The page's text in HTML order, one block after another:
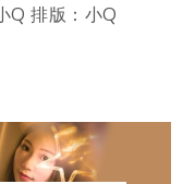
Q 排版：小Q